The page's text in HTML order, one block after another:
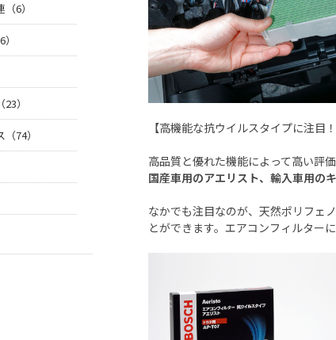
【高機能な抗ウイルスタイプに注目！
高品質と優れた機能によって高い評
国産車用のアエリスト、輸入車用の
なかでも注目なのが、天然ポリフェ
とができます。エアコンフィルター
6）
）
74）